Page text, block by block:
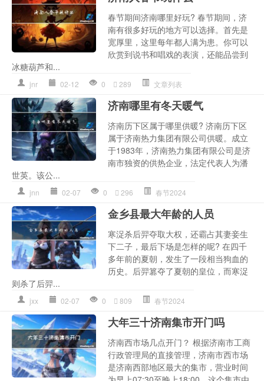
春节期间济南哪里好玩? 春节期间，济
南有很多好玩的地方可以选择。首先是
宽厚里，这里每年都人满为患。你可以
欣赏到说书和唱戏的表演，还能品尝到
冰糖葫芦和...
jnr 02-12 0 289 文章列表
济南哪里有冬天暖气
济南历下区属于哪里供暖? 济南历下区
属于济南热力集团有限公司供暖。成立
于1983年，济南热力集团有限公司是济
南市独资的供热企业，法定代表人为潘
世英。该公...
jnn 02-07 0 296 春节2024
金乡县最大年龄的人员
寒浞杀后羿夺取大权，还霸占其妻妾生
下二子，最后下场是怎样的呢? 在四千
多年前的夏朝，发生了一段相当狗血的
历史。后羿篡夺了夏朝的皇位，而寒浞
则杀了后羿...
jxx 02-07 0 809 春节2024
大年三十济南集市开门吗
济南西市场几点开门？ 根据济南市工商
行政管理局的直接管理，济南市西市场
是济南西部地区最大的集市，营业时间